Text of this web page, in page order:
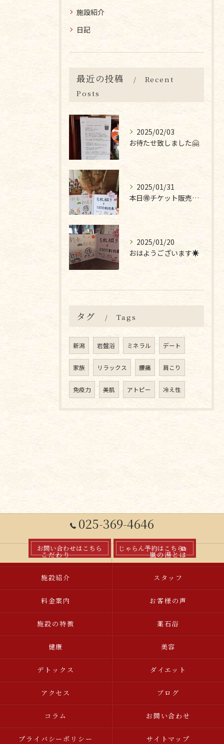
施設紹介
日記
最近の投稿
Recent
Posts
2025/02/03
お待たせ致しました🤗
2025/01/31
本日🉐チケット販売最終日です❣
2025/01/20
おはようございます☀
タグ Tags
新潟 岩盤浴 ミネラル デート
家族 リラックス 腰痛 肩こり
免疫力 美肌 アトピー 冷え性
025-369-4646
お問い合わせはこちら じゃらん予約はこちら
こだわり 嵐の湯とは
施設紹介 スタッフ
料金案内 お客様の声
施設の特徴 薬石浴
健康 美容
デトックス ダイエット
アクセス ブログ
コラム お問い合わせ
プライバシーポリシー サイトマップ